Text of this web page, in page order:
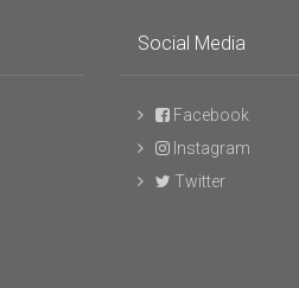
Social Media
Facebook
Instagram
Twitter